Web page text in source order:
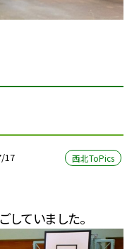
17 西北ToPics
していました。